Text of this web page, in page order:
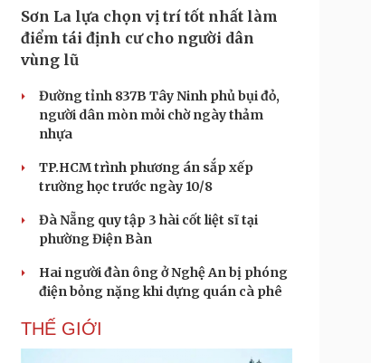
Sơn La lựa chọn vị trí tốt nhất làm
điểm tái định cư cho người dân
vùng lũ
Đường tỉnh 837B Tây Ninh phủ bụi đỏ,
người dân mòn mỏi chờ ngày thảm
nhựa
TP.HCM trình phương án sắp xếp
trường học trước ngày 10/8
Đà Nẵng quy tập 3 hài cốt liệt sĩ tại
phường Điện Bàn
Hai người đàn ông ở Nghệ An bị phóng
điện bỏng nặng khi dựng quán cà phê
THẾ GIỚI